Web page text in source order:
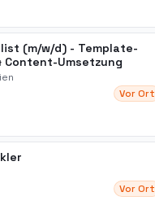
(m/w/d) - Template-
Content-Umsetzung
Vor Ort
Vor Ort